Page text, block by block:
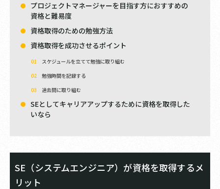
プロジェクトマネージャーを目指す方におすすめの
資格と難易度
資格取得のための勉強方法
資格取得を成功させるポイント
スケジュールを立てて勉強に取り組む
勉強時間を記録する
過去問に取り組む
SEとしてキャリアアップするために資格を取得した
いなら
SE（システムエンジニア）が資格を取得するメ
リット